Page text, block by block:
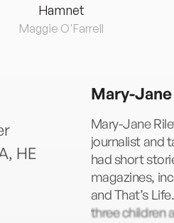
Hamnet
Maggie O'Farrell
HE
Mary-
Mary-Jane
journalist and
had short
magazines,
and That’s
three children